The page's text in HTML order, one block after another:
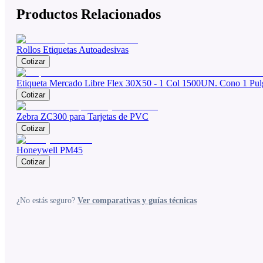
Productos Relacionados
Rollos Etiquetas Autoadesivas
Cotizar
Etiqueta Mercado Libre Flex 30X50 - 1 Col 1500UN. Cono 1
Cotizar
Zebra ZC300 para Tarjetas de PVC
Cotizar
Honeywell PM45
Cotizar
¿No estás seguro? Ver comparativas y guías técnicas